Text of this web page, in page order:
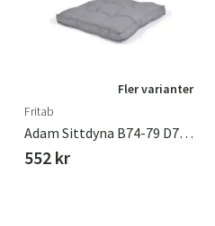
Fler varianter
Fritab
Adam Sittdyna B74-79 D74-79 Cm Ljusgrå
552 kr